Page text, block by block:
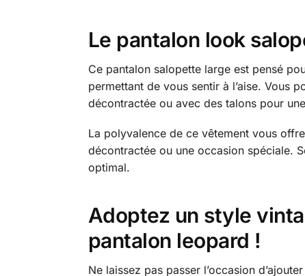
Le pantalon look
Ce pantalon salopette large est pensé
permettant de vous sentir à l’aise. Vous
décontractée ou avec des talons pour
La polyvalence de ce vêtement vous
décontractée ou une occasion spéciale.
optimal.
Adoptez un style
pantalon leopard !
Ne laissez pas passer l’occasion